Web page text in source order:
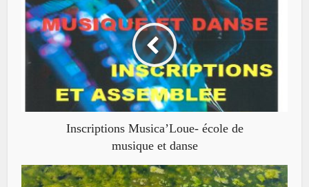
Inscriptions Musica’Loue- école de
musique et danse